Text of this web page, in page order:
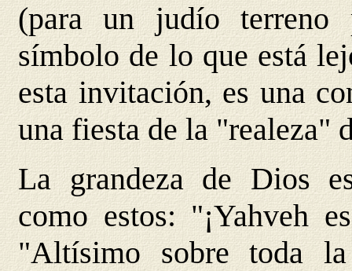
(para un judío terreno
símbolo de lo que está
esta invitación, es una
una fiesta de la "realeza"
La grandeza de Dios
como estos: "¡Yahveh
"Altísimo sobre toda